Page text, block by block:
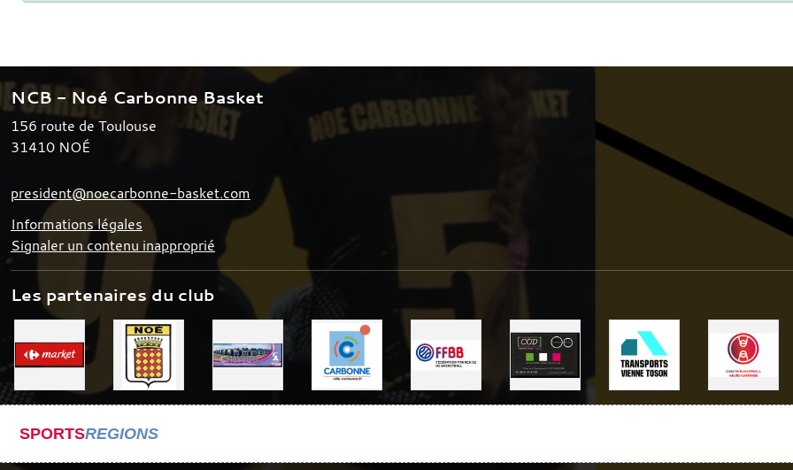
NCB - Noé Carbonne Basket
156 route de Toulouse
31410 NOÉ
president@noecarbonne-basket.com
Informations légales
Signaler un contenu inapproprié
Les partenaires du club
SPORTSREGIONS